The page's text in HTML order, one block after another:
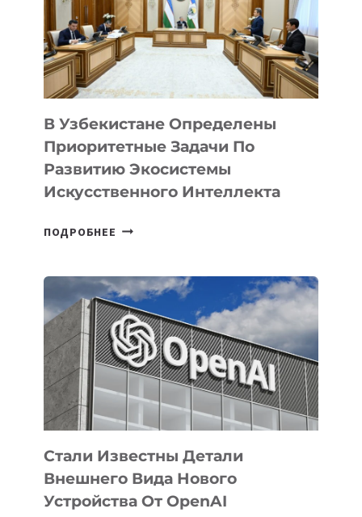
В Узбекистане Определены
Приоритетные Задачи По
Развитию Экосистемы
Искусственного Интеллекта
ПОДРОБНЕЕ В
ПРИОРИТЕТНЫЕ
ЗАДАЧИ
ПО
РАЗВИТИЮ
ЭКОСИСТЕМЫ
ИСКУССТВЕННОГО
ИНТЕЛЛЕКТА
Стали Известны Детали
Внешнего Вида Нового
Устройства От OpenAI